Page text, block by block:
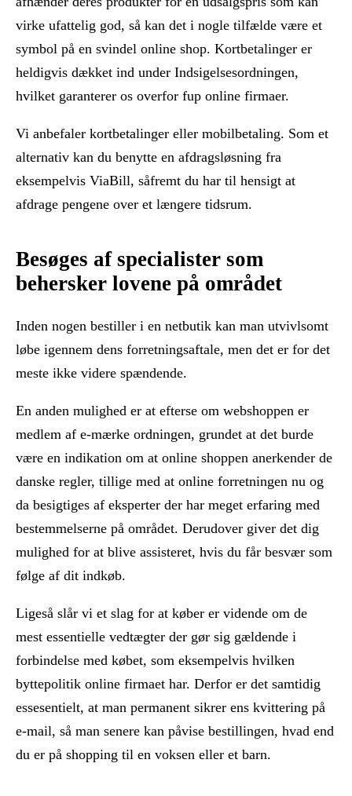
virke ufattelig god, så kan det i nogle tilfælde være et
symbol på en svindel online shop. Kortbetalinger er
heldigvis dækket ind under Indsigelsesordningen,
hvilket garanterer os overfor fup online firmaer.
Vi anbefaler kortbetalinger eller mobilbetaling. Som et
alternativ kan du benytte en afdragsløsning fra
eksempelvis ViaBill, såfremt du har til hensigt at
afdrage pengene over et længere tidsrum.
Besøges af specialister som
behersker lovene på området
Inden nogen bestiller i en netbutik kan man utvivlsomt
løbe igennem dens forretningsaftale, men det er for det
meste ikke videre spændende.
En anden mulighed er at efterse om webshoppen er
medlem af e-mærke ordningen, grundet at det burde
være en indikation om at online shoppen anerkender de
danske regler, tillige med at online forretningen nu og
da besigtiges af eksperter der har meget erfaring med
bestemmelserne på området. Derudover giver det dig
mulighed for at blive assisteret, hvis du får besvær som
følge af dit indkøb.
Ligeså slår vi et slag for at køber er vidende om de
mest essentielle vedtægter der gør sig gældende i
forbindelse med købet, som eksempelvis hvilken
byttepolitik online firmaet har. Derfor er det samtidig
essesentielt, at man permanent sikrer ens kvittering på
e-mail, så man senere kan påvise bestillingen, hvad end
du er på shopping til en voksen eller et barn.